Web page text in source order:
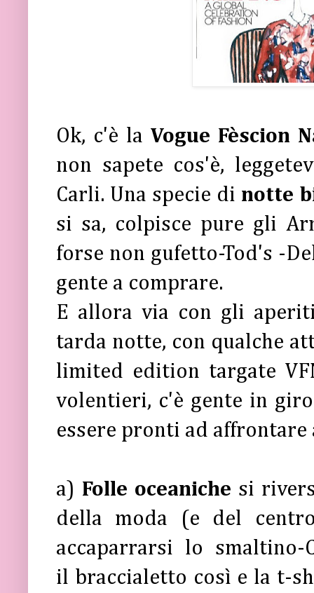
Ok, c'è la Vogue Fèscion
non sapete cos'è,
Carli. Una specie di notte
si sa, colpisce pure gli
forse non gufetto-Tod's -
gente a comprare.
E allora via con gli
tarda notte, con qualche
limited edition targate
volentieri, c'è gente in
essere pronti ad affrontare
a) Folle oceaniche si
della moda (e del
accaparrarsi lo smaltino-
il braccialetto così e la t-